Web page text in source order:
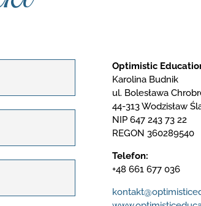
Optimistic
Karolina Budnik
ul. Bolesława
44-313 Wodzisław
NIP 647 243 73 22
REGON 360289540
Telefon:
+48 661 677 036